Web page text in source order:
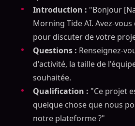
Introduction : "Bonjour
Morning Tide AI. Avez-
pour discuter de votre
Questions : Renseignez-
d'activité, la taille de
souhaitée.
Qualification : "Ce projet
quelque chose que nous
notre plateforme ?"